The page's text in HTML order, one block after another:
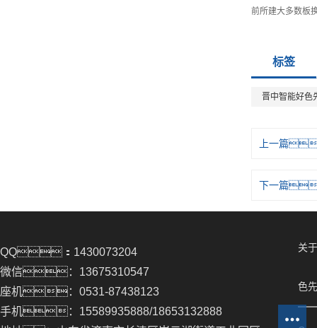
前所建大多数板
标签
晋中智能好色
上一篇
下一篇
QQ：1430073204
微信：13675310547
座机：0531-87438123
手机：15589935888/18653132888
关
色